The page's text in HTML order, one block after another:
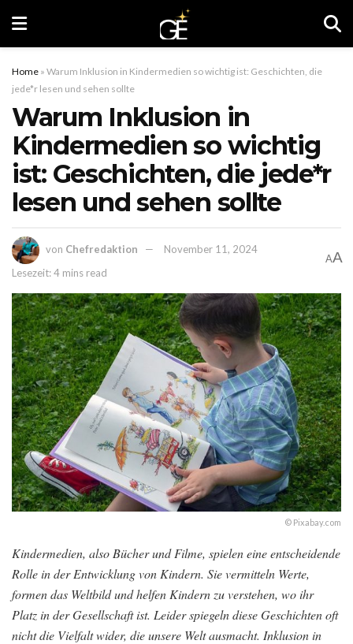
Home » Warum Inklusion in Kindermedien so wichtig ist: Geschichten, die
jede*r lesen und sehen sollte
Warum Inklusion in
Kindermedien so wichtig
ist: Geschichten, die jede*r
lesen und sehen sollte
von Chefredaktion
November 11, 2024
Lesezeit: 4 mins read
AA
© Pixabay.com
Kindermedien, also Bücher und Filme, spielen eine entscheidende
Rolle in der Entwicklung von Kindern. Sie vermitteln Werte,
formen das Weltbild und helfen Kindern zu verstehen, wo ihr
Platz in der Gesellschaft ist. Leider spiegeln diese Geschichten oft
nicht die Vielfalt wider, die unsere Welt ausmacht. Inklusion in